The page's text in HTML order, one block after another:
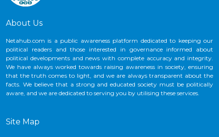
About Us
Netahub.com is a public awareness platform dedicated to keeping our
political readers and those interested in governance informed about
political developments and news with complete accuracy and integrity.
We have always worked towards raising awareness in society, ensuring
that the truth comes to light, and we are always transparent about the
facts. We believe that a strong and educated society must be politically
aware, and we are dedicated to serving you by utilising these services.
Site Map